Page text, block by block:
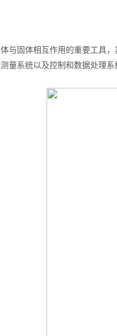
固体相互作用的重要工具，
量系统以及控制和数据处理